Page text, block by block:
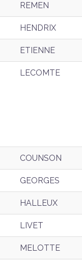
REMEN
HENDRIX
ETIENNE
LECOMTE
COUNSON
GEORGES
HALLEUX
LIVET
MELOTTE